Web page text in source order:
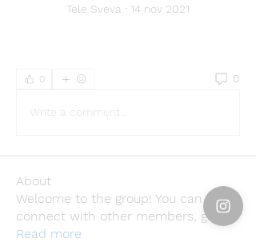
Tele Sveva · 14 nov 2021
0 0
Write a comment...
About
Welcome to the group! You can
connect with other members, ge ...
Read more